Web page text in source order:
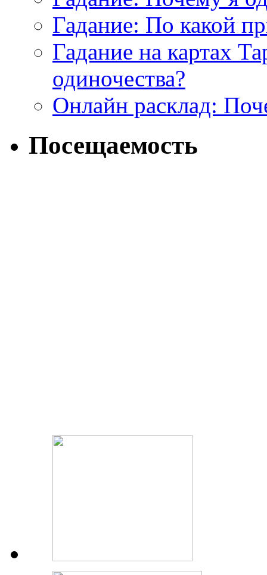
Гадание: По какой
Гадание на картах
одиночества?
Онлайн расклад:
Посещаемость